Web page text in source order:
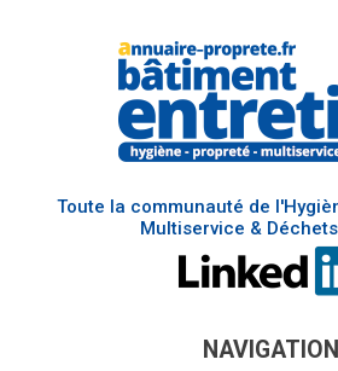
Toute la communauté de
Multiservice &
NAVIGATION